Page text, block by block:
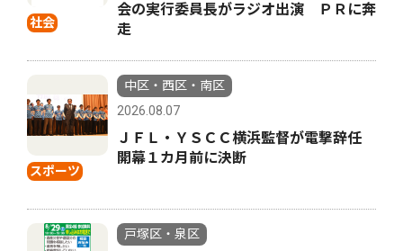
社会
会の実行委員長がラジオ出演 ＰＲに奔
走
スポーツ
中区・西区・南区
2026.08.07
ＪＦＬ・ＹＳＣＣ横浜監督が電撃辞任
開幕１カ月前に決断
戸塚区・泉区